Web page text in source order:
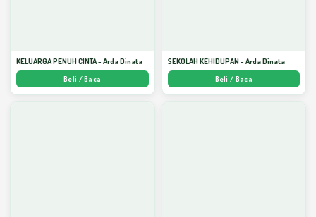
KELUARGA PENUH CINTA - Arda Dinata
Beli / Baca
SEKOLAH KEHIDUPAN - Arda Dinata
Beli / Baca